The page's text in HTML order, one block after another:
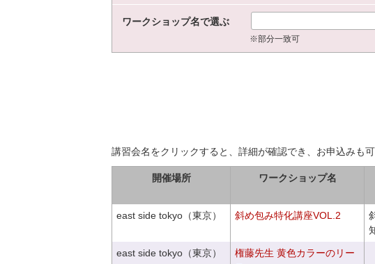
ワークショップ名で選ぶ
※部分一致可
講習会名をクリックすると、詳細が確認でき、お申込みも可
開催場所 ワークショップ名
east side tokyo（東京） 斜め包み特化講座VOL.2
east side tokyo（東京）
権藤先生 黄色カラーのリー